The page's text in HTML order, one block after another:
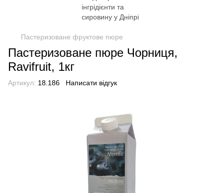
Пастеризоване фруктове пюре
Пастеризоване пюре Чорниця,
Ravifruit, 1кг
Артикул: 18.186 Написати відгук